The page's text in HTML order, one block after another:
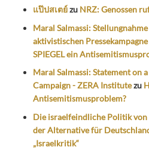
แป๊ปสเตย์zu NRZ: Genossen
Maral Salmassi:
aktivistischen
SPIEGEL ein
Maral Salmassi: Statement on
Campaign - ZERA Institutezu
Antisemitismusproblem?
Die israelfeindliche Politik
der Alternative für
„Israelkritik“